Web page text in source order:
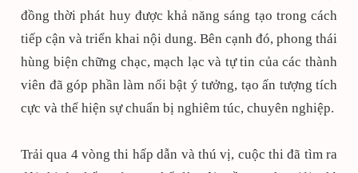
đồng thời phát huy được khả năng sáng tạo trong cách
tiếp cận và triển khai nội dung. Bên cạnh đó, phong thái
hùng biện chững chạc, mạch lạc và tự tin của các thành
viên đã góp phần làm nổi bật ý tưởng, tạo ấn tượng tích
cực và thể hiện sự chuẩn bị nghiêm túc, chuyên nghiệp.
Trải qua 4 vòng thi hấp dẫn và thú vị, cuộc thi đã tìm ra